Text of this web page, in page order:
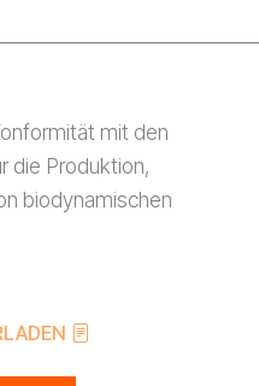
mit den
die Produktion,
biodynamischen